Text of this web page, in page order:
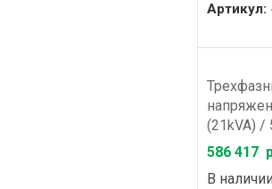
Артикул:
(21kVA) /
586 417
В наличии